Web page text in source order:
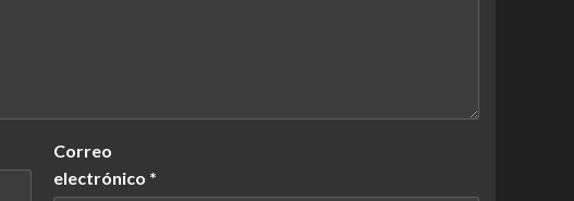
Correo
electrónico *